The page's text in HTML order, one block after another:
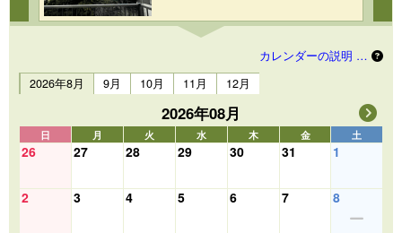
カレンダーの説明 …
2026年8月
9月 10月 11月 12月
2026年08月
日 月 火 水 木 金 土
26 27 28 29 30 31 1
2 3 4 5 6 7 8